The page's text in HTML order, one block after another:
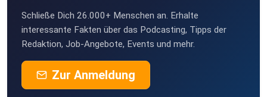
Schließe Dich 26.000+ Menschen an. Erhalte
interessante Fakten über das Podcasting, Tipps der
Redaktion, Job-Angebote, Events und mehr.
Zur Anmeldung